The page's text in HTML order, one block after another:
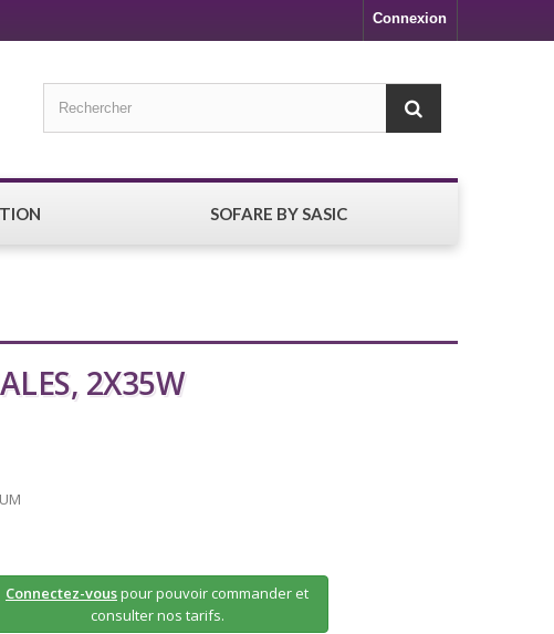
Connexion
SOFARE BY SASIC
2X35W
Connectez-vouspour pouvoir commander et
consulter nos tarifs.